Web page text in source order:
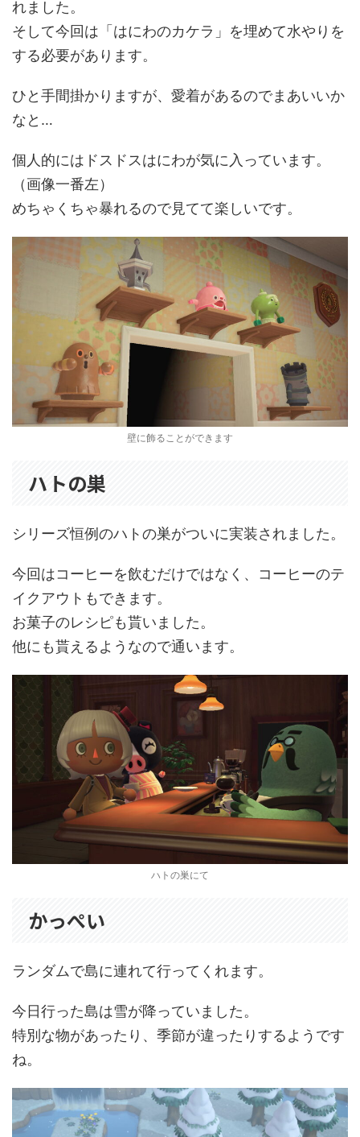
れました。
そして今回は「はにわのカケラ」を埋めて水やりを
する必要があります。
ひと手間掛かりますが、愛着があるのでまあいいか
なと…
個人的にはドスドスはにわが気に入っています。
（画像一番左）
めちゃくちゃ暴れるので見てて楽しいです。
壁に飾ることができます
ハトの巣
シリーズ恒例のハトの巣がついに実装されました。
今回はコーヒーを飲むだけではなく、コーヒーのテ
イクアウトもできます。
お菓子のレシピも貰いました。
他にも貰えるようなので通います。
ハトの巣にて
かっぺい
ランダムで島に連れて行ってくれます。
今日行った島は雪が降っていました。
特別な物があったり、季節が違ったりするようです
ね。